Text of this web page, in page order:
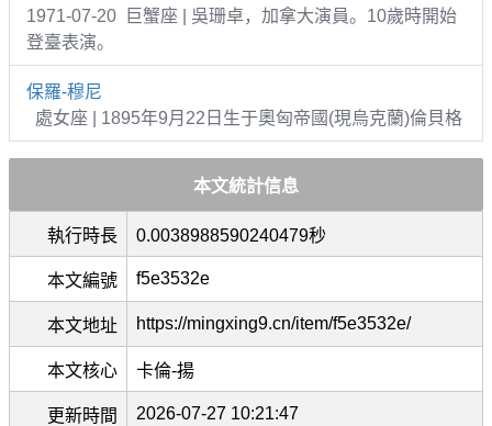
1971-07-20 巨蟹座 | 吳珊卓，加拿大演員。10歲時開始
登臺表演。
保羅-穆尼
處女座 | 1895年9月22日生于奧匈帝國(現烏克蘭)倫貝格
本文統計信息
執行時長 0.0038988590240479秒
本文編號 f5e3532e
本文地址 https://mingxing9.cn/item/f5e3532e/
本文核心 卡倫-揚
更新時間 2026-07-27 10:21:47